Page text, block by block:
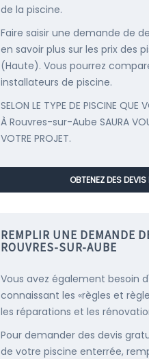
de la piscine.
Faire saisir une demande de
en savoir plus sur les prix des
(Haute). Vous pourrez
installateurs de piscine.
SELON LE TYPE DE PISCINE QUE
À Rouvres-sur-Aube SAURA
VOTRE PROJET.
OBTENEZ DES
REMPLIR UNE DEMANDE
ROUVRES-SUR-AUBE
Vous avez également besoin
connaissant les «règles et
les réparations et les
Pour demander des devis
de votre piscine enterrée,